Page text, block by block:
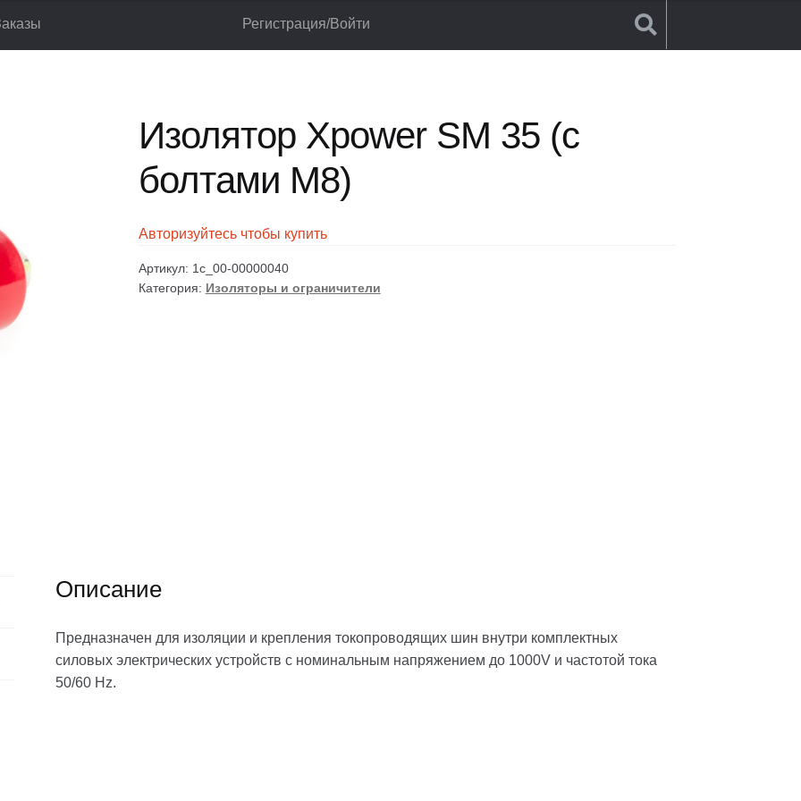
Регистрация/Войти
Изолятор Xpower SM 35 (с болтами М8)
Изолятор Xpower SM 35 (с
болтами М8)
Авторизуйтесь чтобы купить
Артикул: 1c_00-00000040
Категория: Изоляторы и ограничители
Описание
Предназначен для изоляции и крепления токопроводящих шин внутри комплектных
силовых электрических устройств с номинальным напряжением до 1000V и частотой тока
50/60 Hz.